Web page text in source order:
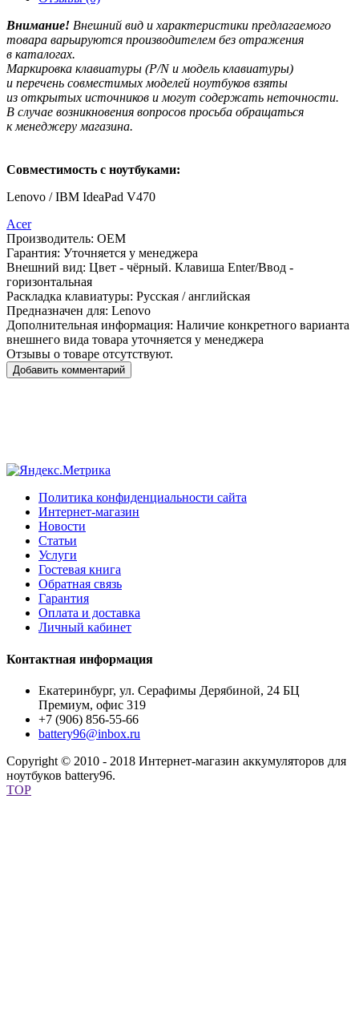
Внимание! Внешний вид и характеристики предлагаемого
товара варьируются производителем без отражения
в каталогах.
Маркировка клавиатуры (P/N и модель клавиатуры)
и перечень совместимых моделей ноутбуков взяты
из открытых источников и могут содержать неточности.
В случае возникновения вопросов просьба обращаться
к менеджеру магазина.
Совместимость с ноутбуками:
Lenovo / IBM IdeaPad V470
Acer
Производитель: OEM
Гарантия: Уточняется у менеджера
Внешний вид: Цвет - чёрный. Клавиша Enter/Ввод -
горизонтальная
Раскладка клавиатуры: Русская / английская
Предназначен для: Lenovo
Дополнительная информация: Наличие конкретного варианта
внешнего вида товара уточняется у менеджера
Отзывы о товаре отсутствуют.
Добавить комментарий
Политика конфиденциальности сайта
Интернет-магазин
Новости
Статьи
Услуги
Гостевая книга
Обратная связь
Гарантия
Оплата и доставка
Личный кабинет
Контактная информация
Екатеринбург, ул. Серафимы Дерябиной, 24 БЦ
Премиум, офис 319
+7 (906) 856-55-66
battery96@inbox.ru
Copyright © 2010 - 2018 Интернет-магазин аккумуляторов для
ноутбуков battery96.
TOP